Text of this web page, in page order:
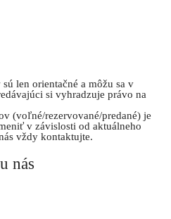
len orientačné a môžu sa v
si vyhradzuje právo na
(voľné/rezervované/predané) je
v závislosti od aktuálneho
vždy kontaktujte.
nás